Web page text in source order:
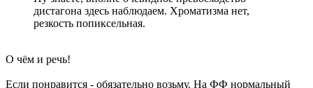
дистагона здесь наблюдаем. Хроматизма нет,
резкость попиксельная.
О чём и речь!
Если понравится - обязательно возьму. На ФФ нормальный